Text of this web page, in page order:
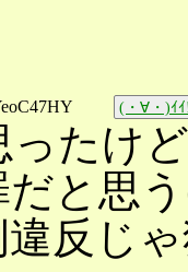
(・∀・)ｲ
たけ
と思
反じ